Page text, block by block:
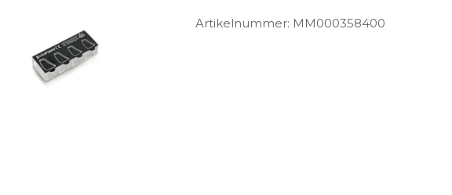
Artikelnummer: MM000358400